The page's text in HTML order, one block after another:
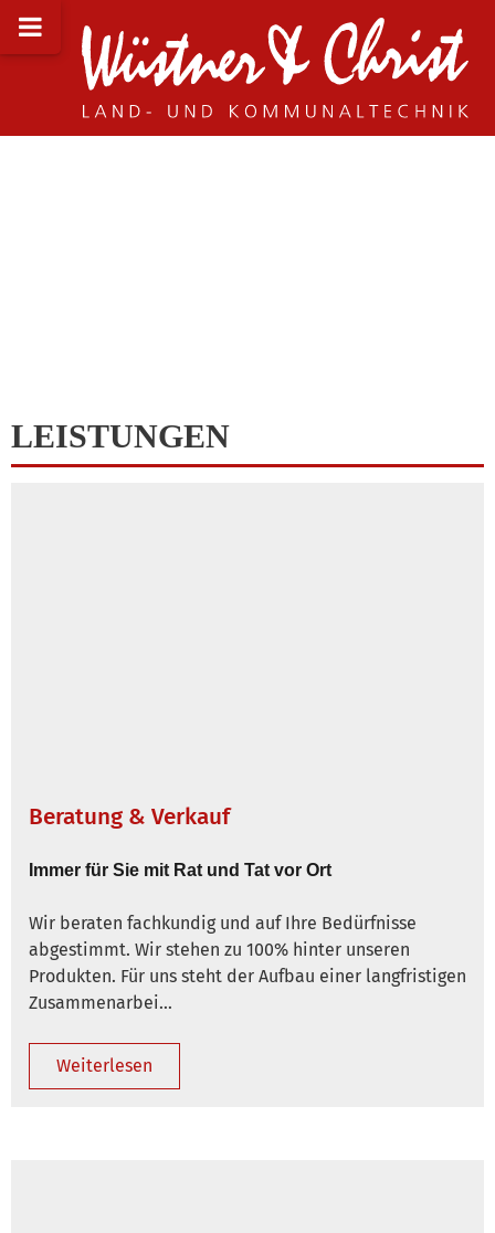
LEISTUNGEN
Beratung & Verkauf
Immer für Sie mit Rat und Tat vor Ort
Wir beraten fachkundig und auf Ihre Bedürfnisse
abgestimmt. Wir stehen zu 100% hinter unseren
Produkten. Für uns steht der Aufbau einer langfristigen
Zusammenarbei…
Weiterlesen